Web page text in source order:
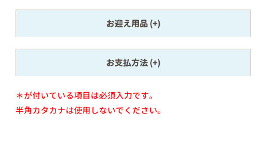
お迎え用品
お支払方法
＊が付いている項目は必須入力です。
半角カタカナは使用しないでください。